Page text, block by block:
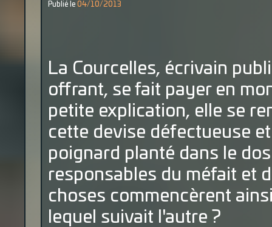
Publié le 04/10/2013
La Courcelles, écrivain
offrant, se fait payer en
petite explication, elle se
cette devise défectueuse
poignard planté dans le
responsables du méfait et
choses commencèrent
lequel suivait l'autre ?